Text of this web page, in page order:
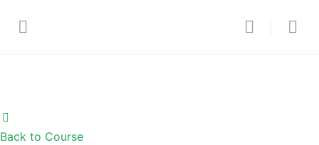
Back to Course